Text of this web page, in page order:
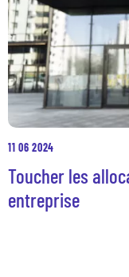
11 06 2024
Toucher les
entreprise